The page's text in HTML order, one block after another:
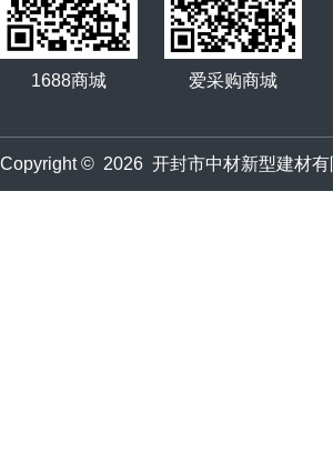
1688商城 爱采购商城
Copyright © 2026 开封市中材新型建材